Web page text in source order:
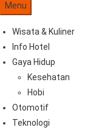
Menu
Wisata & Kuliner
Info Hotel
Gaya Hidup
Kesehatan
Hobi
Otomotif
Teknologi